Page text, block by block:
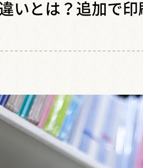
いとは？追加で印